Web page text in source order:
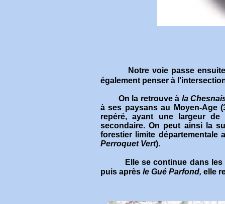
Notre voie passe
également penser à
On la retrouve à la
à ses paysans au Moyen-Age
repéré, ayant une largeur
secondaire. On peut ainsi la
forestier limite départementale
Perroquet Vert).
Elle se continue dans
puis après le Gué Parfond, elle